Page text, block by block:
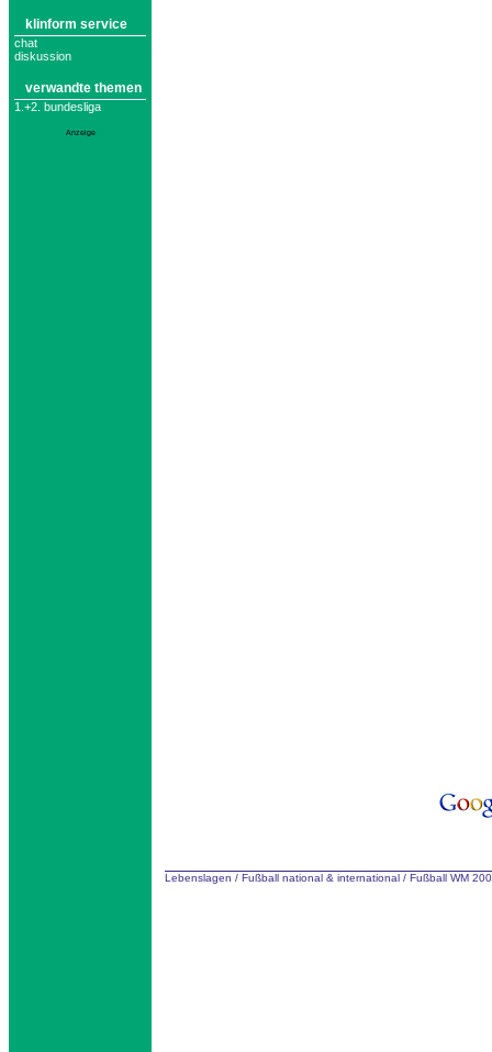
klinform service
chat
diskussion
verwandte themen
1.+2. bundesliga
Anzeige
Lebenslagen / Fußball national & international / Fußball WM